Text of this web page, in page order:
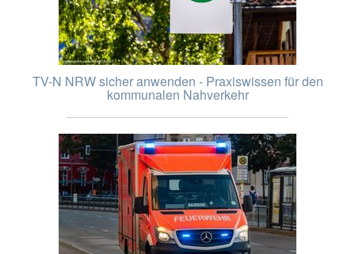
TV-N NRW sicher anwenden - Praxiswissen für den
kommunalen Nahverkehr